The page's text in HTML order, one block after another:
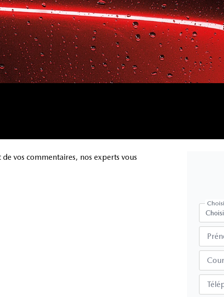
vos commentaires, nos experts vous